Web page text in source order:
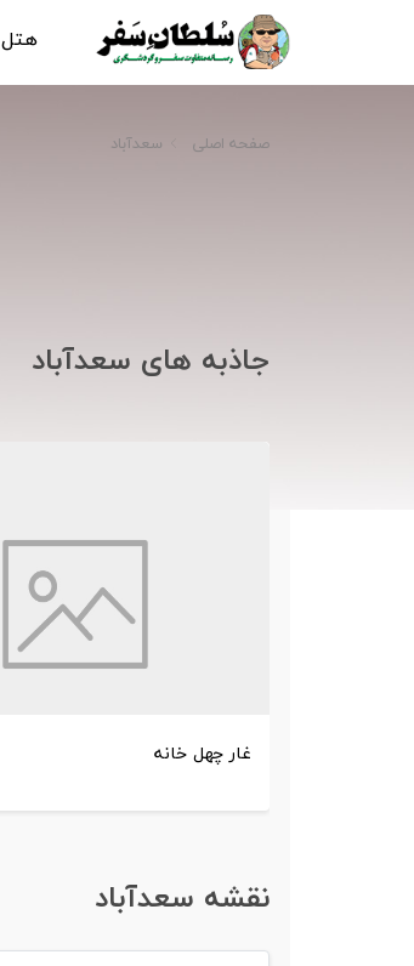
هتل
صفحه اصلی سعدآباد
جاذبه های سعدآباد
غار چهل‌ خانه
نقشه سعدآباد